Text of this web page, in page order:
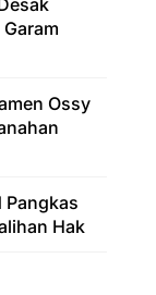
Ossy
Pangkas
Hak